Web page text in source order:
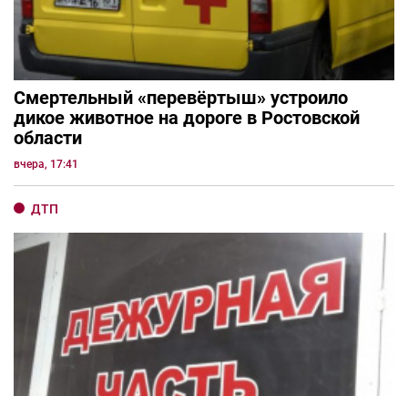
Смертельный «перевёртыш» устроило
дикое животное на дороге в Ростовской
области
вчера, 17:41
ДТП